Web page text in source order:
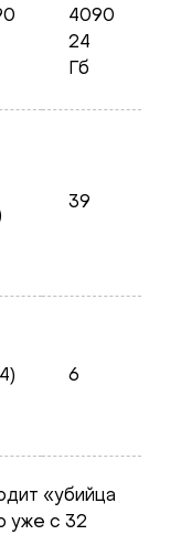
4090
24
Гб
39
6
«убийца
уже с 32